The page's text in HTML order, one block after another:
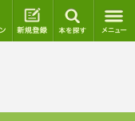
ログイン 新規登録